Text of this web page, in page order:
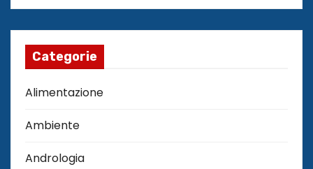
Categorie
Alimentazione
Ambiente
Andrologia